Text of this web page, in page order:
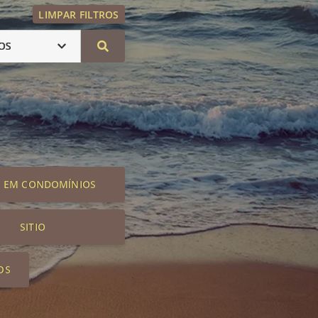
LIMPAR FILTROS
EM CONDOMÍNIOS
SITIO